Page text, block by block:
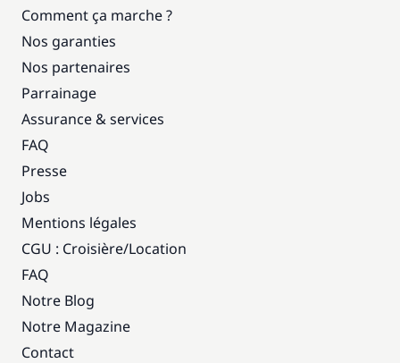
Comment ça marche ?
Nos garanties
Nos partenaires
Parrainage
Assurance & services
FAQ
Presse
Jobs
Mentions légales
CGU : Croisière/Location
FAQ
Notre Blog
Notre Magazine
Contact